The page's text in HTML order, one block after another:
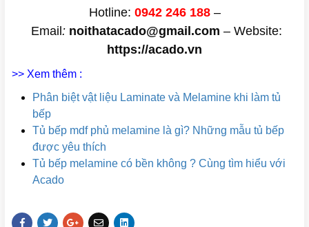
Hotline: 0942 246 188 –
Email: noithatacado@gmail.com – Website:
https://acado.vn
>> Xem thêm :
Phân biệt vật liệu Laminate và Melamine khi làm tủ
bếp
Tủ bếp mdf phủ melamine là gì? Những mẫu tủ bếp
được yêu thích
Tủ bếp melamine có bền không ? Cùng tìm hiểu với
Acado